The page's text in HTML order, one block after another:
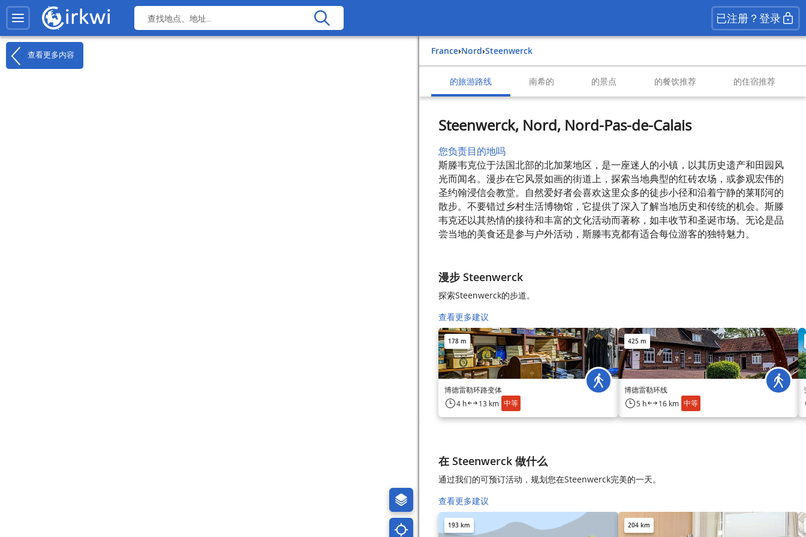
已注册？登录
查看更多内容 France› Nord› Steenwerck
的旅游路线 南希的 的景点 的餐饮推荐 的住宿推荐
Steenwerck, Nord, Nord-Pas-de-Calais
您负责目的地吗
斯滕韦克位于法国北部的北加莱地区，是一座迷人的小镇，以其历史遗产和田园风
光而闻名。漫步在它风景如画的街道上，探索当地典型的红砖农场，或参观宏伟的
圣约翰浸信会教堂。自然爱好者会喜欢这里众多的徒步小径和沿着宁静的莱耶河的
散步。不要错过乡村生活博物馆，它提供了深入了解当地历史和传统的机会。斯滕
韦克还以其热情的接待和丰富的文化活动而著称，如丰收节和圣诞市场。无论是品
尝当地的美食还是参与户外活动，斯滕韦克都有适合每位游客的独特魅力。
漫步 Steenwerck
探索Steenwerck的步道。
查看更多建议
178 m
博德雷勒环路变体
4 h 13 km 中等
425 m
博德雷勒环线
5 h 16 km 中等
在 Steenwerck 做什么
通过我们的可预订活动，规划您在Steenwerck完美的一天。
查看更多建议
193 km 204 km